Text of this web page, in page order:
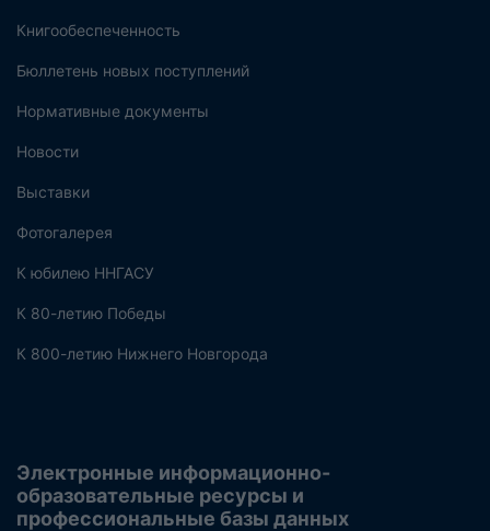
Книгообеспеченность
Бюллетень новых поступлений
Нормативные документы
Новости
Выставки
Фотогалерея
К юбилею ННГАСУ
К 80-летию Победы
К 800-летию Нижнего Новгорода
Электронные информационно-
образовательные ресурсы и
профессиональные базы данных